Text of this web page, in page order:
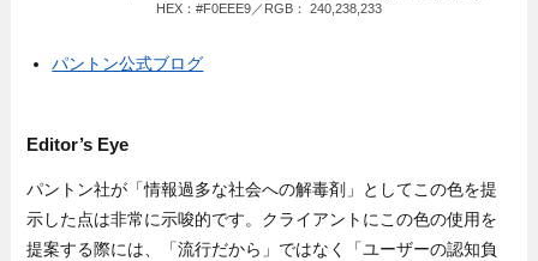
HEX：#F0EEE9／RGB： 240,238,233
パントン公式ブログ
Editor’s Eye
パントン社が「情報過多な社会への解毒剤」としてこの色を提
示した点は非常に示唆的です。クライアントにこの色の使用を
提案する際には、「流行だから」ではなく「ユーザーの認知負